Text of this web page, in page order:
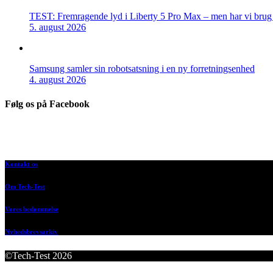
TEST: Fremragende lyd i Liberty 5 Pro Max – men har vi brug
5. august 2026
Samsung samler sin robotsatsning i en ny forretningsenhed
4. august 2026
Følg os på Facebook
Kontakt os
Om Tech-Test
Vores bedømmelse
Nyhedsbrevsarkiv
©Tech-Test 2026